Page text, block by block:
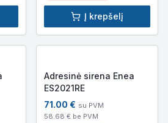
Į krepšelį
Adresinė sirena Enea
ES2021RE
71.00 € su PVM
58.68 € be PVM